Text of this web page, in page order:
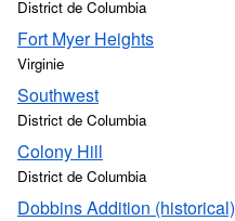
District de Columbia
Fort Myer Heights
Virginie
Southwest
District de Columbia
Colony Hill
District de Columbia
Dobbins Addition (historical)